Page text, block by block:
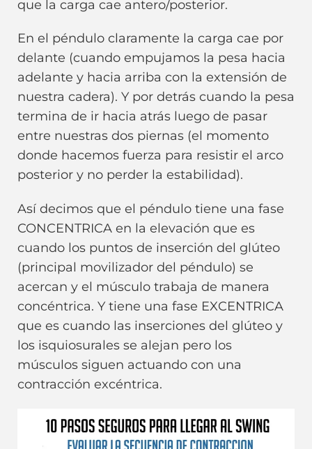
que la carga cae antero/posterior.
En el péndulo claramente la carga cae por
delante (cuando empujamos la pesa hacia
adelante y hacia arriba con la extensión de
nuestra cadera). Y por detrás cuando la pesa
termina de ir hacia atrás luego de pasar
entre nuestras dos piernas (el momento
donde hacemos fuerza para resistir el arco
posterior y no perder la estabilidad).
Así decimos que el péndulo tiene una fase
CONCENTRICA en la elevación que es
cuando los puntos de inserción del glúteo
(principal movilizador del péndulo) se
acercan y el músculo trabaja de manera
concéntrica. Y tiene una fase EXCENTRICA
que es cuando las inserciones del glúteo y
los isquiosurales se alejan pero los
músculos siguen actuando con una
contracción excéntrica.